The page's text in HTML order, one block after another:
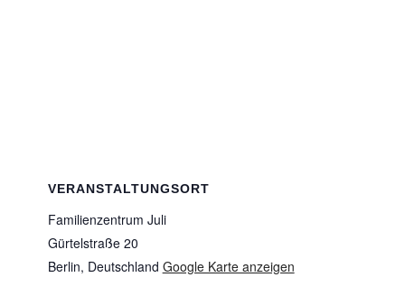
VERANSTALTUNGSORT
Familienzentrum Juli
Gürtelstraße 20
Berlin, Deutschland Google Karte anzeigen